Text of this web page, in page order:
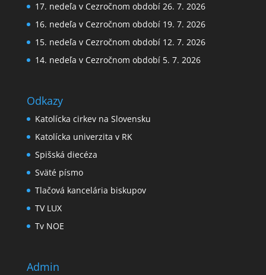
17. nedeľa v Cezročnom období 26. 7. 2026
16. nedeľa v Cezročnom období 19. 7. 2026
15. nedeľa v Cezročnom období 12. 7. 2026
14. nedeľa v Cezročnom období 5. 7. 2026
Odkazy
Katolícka cirkev na Slovensku
Katolícka univerzita v RK
Spišská diecéza
Sväté písmo
Tlačová kancelária biskupov
TV LUX
Tv NOE
Admin